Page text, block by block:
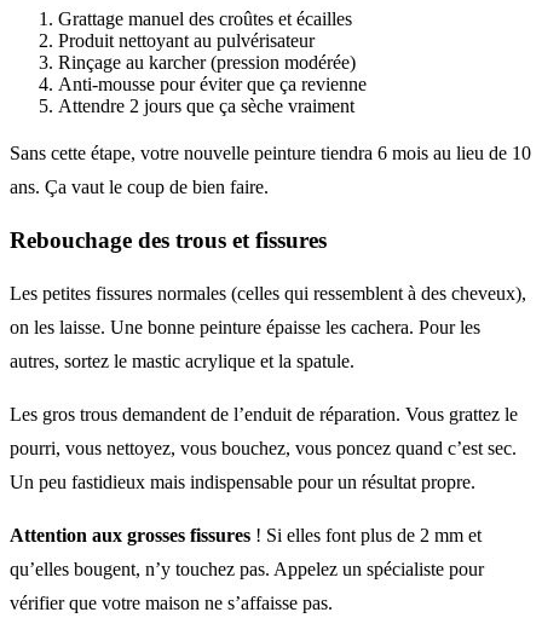
Grattage manuel des croûtes et écailles
Produit nettoyant au pulvérisateur
Rinçage au karcher (pression modérée)
Anti-mousse pour éviter que ça revienne
Attendre 2 jours que ça sèche vraiment
Sans cette étape, votre nouvelle peinture tiendra 6 mois au lieu de 10
ans. Ça vaut le coup de bien faire.
Rebouchage des trous et fissures
Les petites fissures normales (celles qui ressemblent à des cheveux),
on les laisse. Une bonne peinture épaisse les cachera. Pour les
autres, sortez le mastic acrylique et la spatule.
Les gros trous demandent de l’enduit de réparation. Vous grattez le
pourri, vous nettoyez, vous bouchez, vous poncez quand c’est sec.
Un peu fastidieux mais indispensable pour un résultat propre.
Attention aux grosses fissures ! Si elles font plus de 2 mm et
qu’elles bougent, n’y touchez pas. Appelez un spécialiste pour
vérifier que votre maison ne s’affaisse pas.